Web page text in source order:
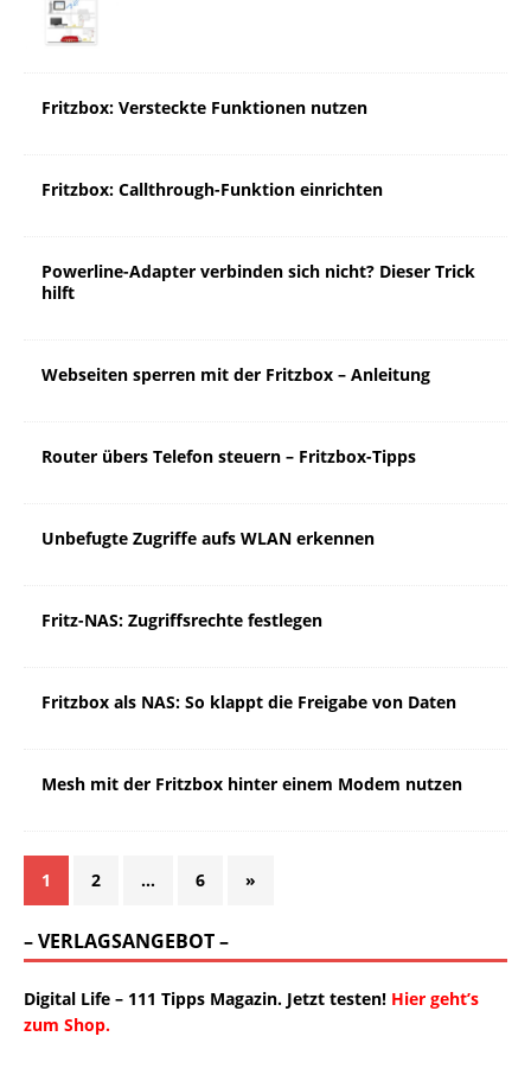
Fritzbox: Versteckte Funktionen nutzen
Fritzbox: Callthrough-Funktion einrichten
Powerline-Adapter verbinden sich nicht? Dieser Trick
hilft
Webseiten sperren mit der Fritzbox – Anleitung
Router übers Telefon steuern – Fritzbox-Tipps
Unbefugte Zugriffe aufs WLAN erkennen
Fritz-NAS: Zugriffsrechte festlegen
Fritzbox als NAS: So klappt die Freigabe von Daten
Mesh mit der Fritzbox hinter einem Modem nutzen
1 2 … 6 »
– VERLAGSANGEBOT –
Digital Life – 111 Tipps Magazin. Jetzt testen! Hier geht’s
zum Shop.